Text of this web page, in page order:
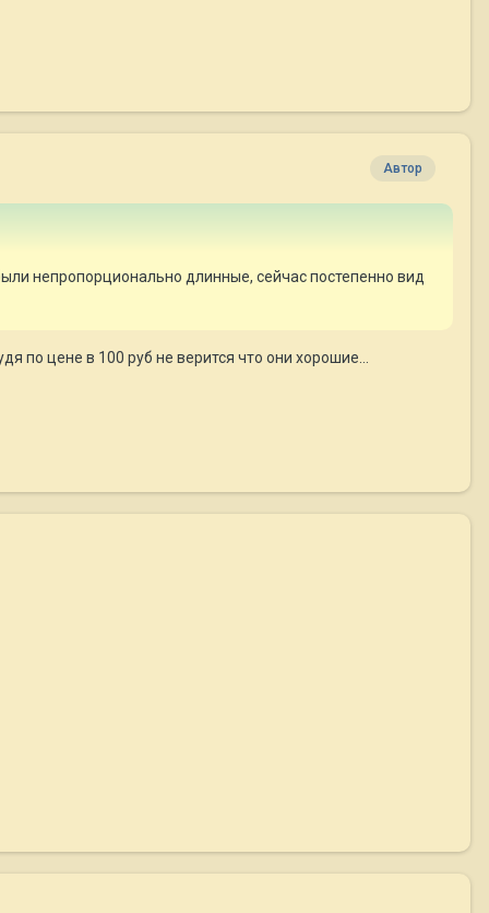
Автор
непропорционально длинные, сейчас постепенно вид
по цене в 100 руб не верится что они хорошие...